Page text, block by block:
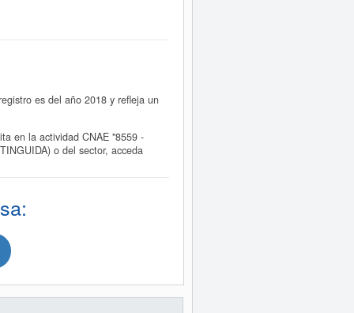
es del año 2018 y refleja un
en la actividad CNAE "8559 -
o del sector, acceda